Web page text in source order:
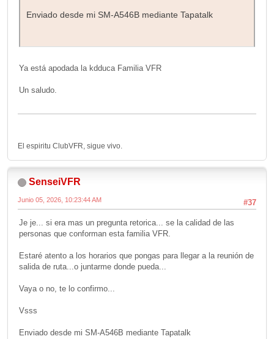
Enviado desde mi SM-A546B mediante Tapatalk
Ya está apodada la kdduca Familia VFR
Un saludo.
El espiritu ClubVFR, sigue vivo.
SenseiVFR
#37
Junio 05, 2026, 10:23:44 AM
Je je... si era mas un pregunta retorica... se la calidad de las
personas que conforman esta familia VFR.
Estaré atento a los horarios que pongas para llegar a la reunión de
salida de ruta...o juntarme donde pueda...
Vaya o no, te lo confirmo...
Vsss
Enviado desde mi SM-A546B mediante Tapatalk